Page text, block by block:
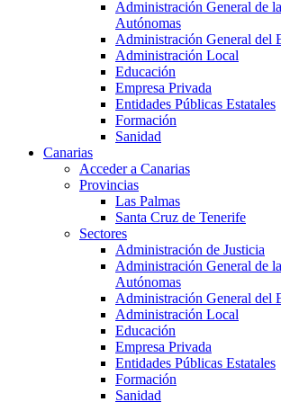
Administración General de
Autónomas
Administración General del
Administración Local
Educación
Empresa Privada
Entidades Públicas Estatales
Formación
Sanidad
Canarias
Acceder a Canarias
Provincias
Las Palmas
Santa Cruz de Tenerife
Sectores
Administración de Justicia
Administración General de
Autónomas
Administración General del
Administración Local
Educación
Empresa Privada
Entidades Públicas Estatales
Formación
Sanidad